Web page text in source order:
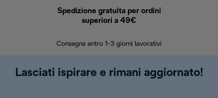
Spedizione gratuita per ordini
superiori a 49€
Consegna entro 1-3 giorni lavorativi
Lasciati ispirare e rimani aggiornato!